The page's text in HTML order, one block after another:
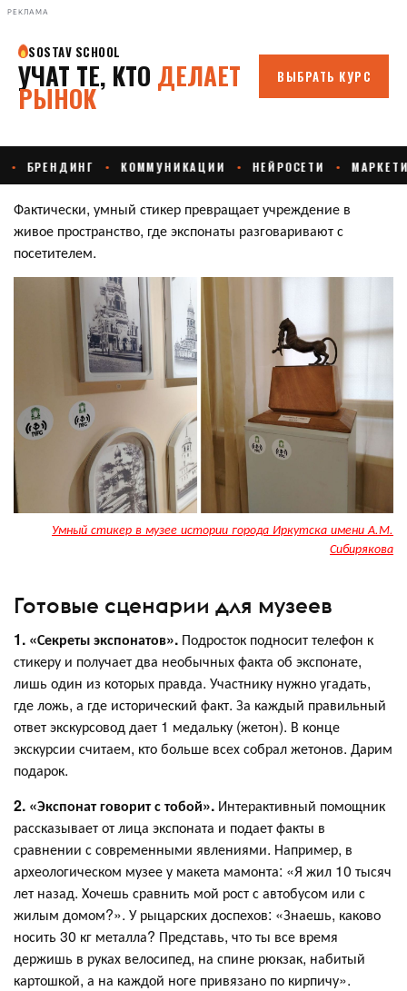
РЕКЛАМА
Фактически, умный стикер превращает учреждение в
живое пространство, где экспонаты разговаривают с
посетителем.
Умный стикер в музее истории города Иркутска имени А.М.
Сибирякова
Готовые сценарии для музеев
1. «Секреты экспонатов». Подросток подносит телефон к
стикеру и получает два необычных факта об экспонате,
лишь один из которых правда. Участнику нужно угадать,
где ложь, а где исторический факт. За каждый правильный
ответ экскурсовод дает 1 медальку (жетон). В конце
экскурсии считаем, кто больше всех собрал жетонов. Дарим
подарок.
2. «Экспонат говорит с тобой». Интерактивный помощник
рассказывает от лица экспоната и подает факты в
сравнении с современными явлениями. Например, в
археологическом музее у макета мамонта: «Я жил 10 тысяч
лет назад. Хочешь сравнить мой рост с автобусом или с
жилым домом?». У рыцарских доспехов: «Знаешь, каково
носить 30 кг металла? Представь, что ты все время
держишь в руках велосипед, на спине рюкзак, набитый
картошкой, а на каждой ноге привязано по кирпичу».